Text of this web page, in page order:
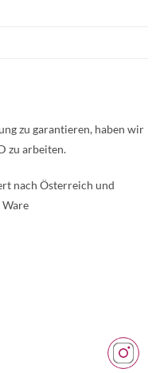
zu garantieren, haben wir
zu arbeiten.
nach Österreich und
Inhalt.